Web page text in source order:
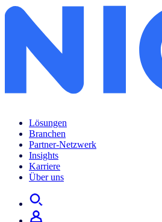
Lösungen
Branchen
Partner-Netzwerk
Insights
Karriere
Über uns